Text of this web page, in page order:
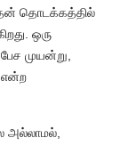
தொடக்கத்தில்
ஒரு
முயன்று,
என்ற
அல்லாமல்,